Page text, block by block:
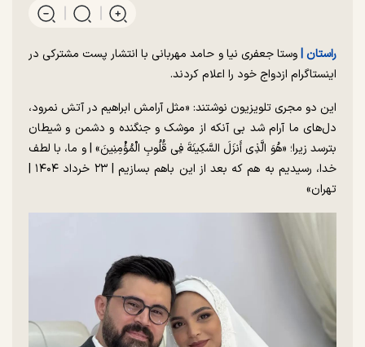
راستان |وستا جعفری نیا و حامد مهربانی با انتشار پست مشترکی در
اینستاگرام ازدواج خود را اعلام کردند.
این دو مجری تلویزیون نوشتند: «مثل آرامش ابراهیم در آتش نمرود،
دل‌های ما آرام شد بی آنکه از موشک و جنگنده و دشمن و شیطان
بترسد زیرا؛ «هُوَ الَّذِی أَنزَلَ السَّكِینَةَ فِی قُلُوبِ الْمُؤْمِنِینَ» | و ما، با لطف
خدا، رسیدیم به هم که بعد از این باهم بسازیم | ۲۳ خرداد ۱۴۰۴ |
تهران»